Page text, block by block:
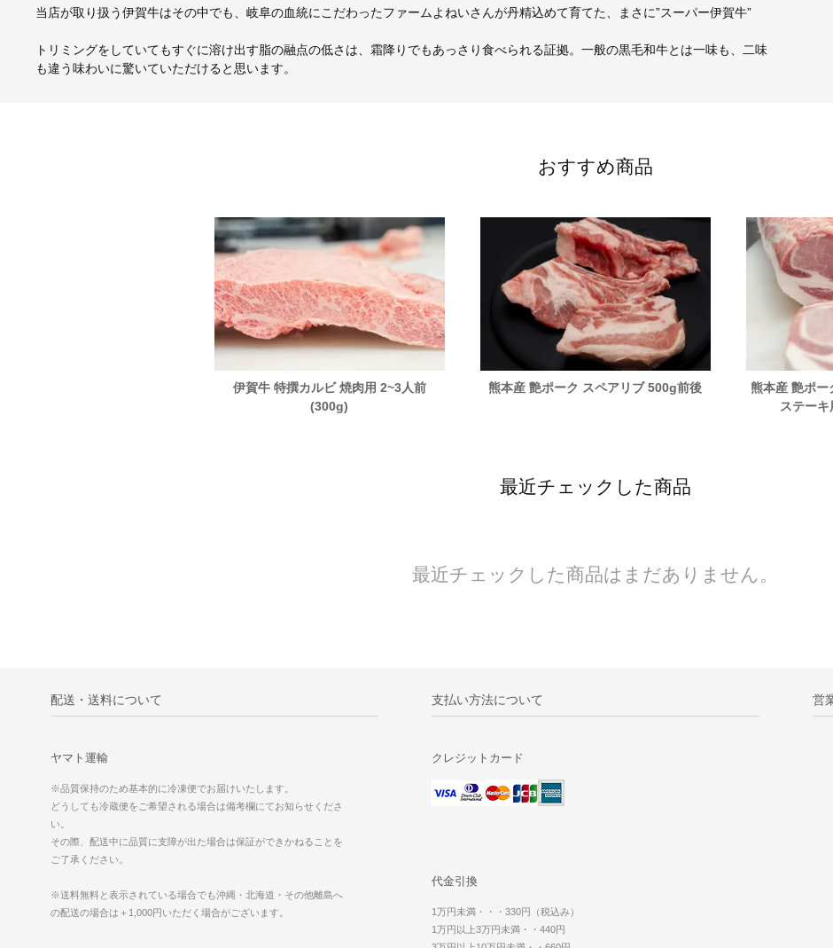
当店が取り扱う伊賀牛はその中でも、岐阜の血統にこだわったファームよねいさんが丹精込めて育てた、まさに”スーパー伊賀牛”
トリミングをしていてもすぐに溶け出す脂の融点の低さは、霜降りでもあっさり食べられる証拠。一般の黒毛和牛とは一味も、二味
も違う味わいに驚いていただけると思います。
おすすめ商品
伊賀牛 特撰カルビ 焼肉用 2~3人前
(300g)
熊本産 艶ポーク スペアリブ 500g前後
熊本産 艶ポー
ステー
最近チェックした商品
最近チェックした商品はまだありません。
配送・送料について
ヤマト運輸
※品質保持のため基本的に冷凍便でお届けいたします。
どうしても冷蔵便をご希望される場合は備考欄にてお知らせくださ
い。
その際、配送中に品質に支障が出た場合は保証ができかねることを
ご了承ください。
※送料無料と表示されている場合でも沖縄・北海道・その他離島へ
の配送の場合は＋1,000円いただく場合がございます。
支払い方法について
クレジットカード
代金引換
1万円未満・・・330円（税込み）
1万円以上3万円未満・・440円
営